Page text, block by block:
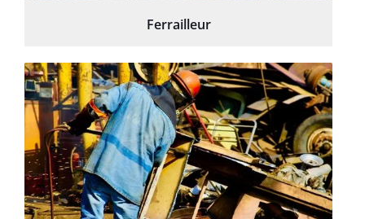
Ferrailleur